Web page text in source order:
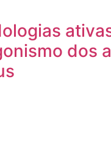
dos